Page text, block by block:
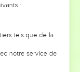
doutes, les erreurs
alors même que ce
et responsables
:
tels que de la
notre service de